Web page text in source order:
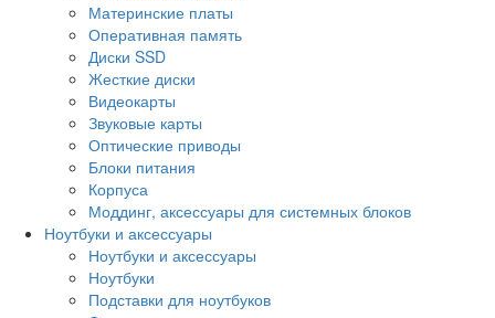
Материнские платы
Оперативная память
Диски SSD
Жесткие диски
Видеокарты
Звуковые карты
Оптические приводы
Блоки питания
Корпуса
Моддинг, аксессуары для системных блоков
Ноутбуки и аксессуары
Ноутбуки и аксессуары
Ноутбуки
Подставки для ноутбуков